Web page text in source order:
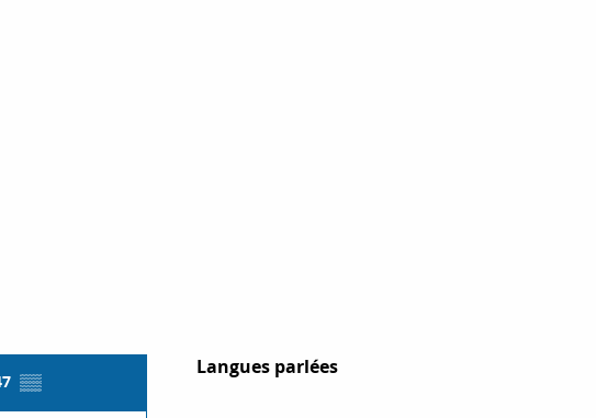
▒▒
Langues parlées
Langues parlées